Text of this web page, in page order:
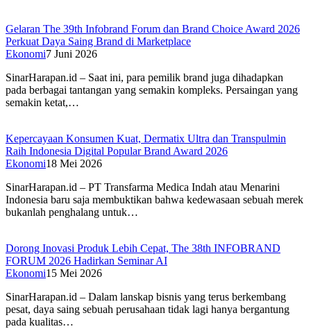
Gelaran The 39th Infobrand Forum dan Brand Choice Award 2026
Perkuat Daya Saing Brand di Marketplace
Ekonomi7 Juni 2026
SinarHarapan.id – Saat ini, para pemilik brand juga dihadapkan
pada berbagai tantangan yang semakin kompleks. Persaingan yang
semakin ketat,…
Kepercayaan Konsumen Kuat, Dermatix Ultra dan Transpulmin
Raih Indonesia Digital Popular Brand Award 2026
Ekonomi18 Mei 2026
SinarHarapan.id – PT Transfarma Medica Indah atau Menarini
Indonesia baru saja membuktikan bahwa kedewasaan sebuah merek
bukanlah penghalang untuk…
Dorong Inovasi Produk Lebih Cepat, The 38th INFOBRAND
FORUM 2026 Hadirkan Seminar AI
Ekonomi15 Mei 2026
SinarHarapan.id – Dalam lanskap bisnis yang terus berkembang
pesat, daya saing sebuah perusahaan tidak lagi hanya bergantung
pada kualitas…